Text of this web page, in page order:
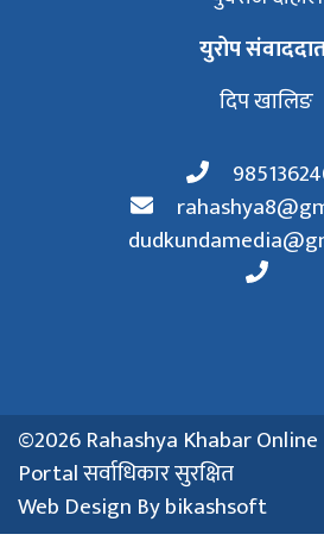
युरोप
दिप खालिङ
©2026 Rahashya Khabar
Portal सर्वाधिकार सुरक्षित
Web Design Bybikashsoft